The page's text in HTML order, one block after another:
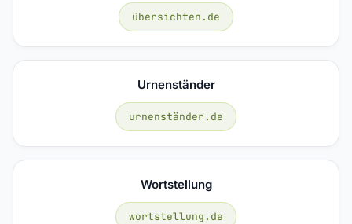
übersichten.de
Urnenständer
urnenständer.de
Wortstellung
wortstellung.de